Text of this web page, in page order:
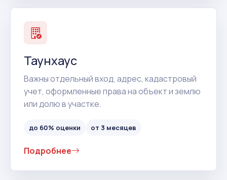
Таунхаус
Важны отдельный вход, адрес, кадастровый
учет, оформленные права на объект и землю
или долю в участке.
до 60% оценки от 3 месяцев
Подробнее